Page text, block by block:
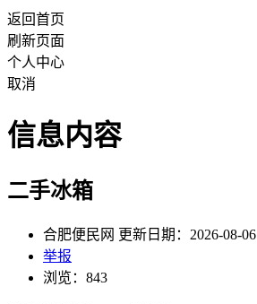
返回首页
刷新页面
个人中心
取消
信息内容
二手冰箱
合肥便民网 更新日期：2026-08-06
举报
浏览：843